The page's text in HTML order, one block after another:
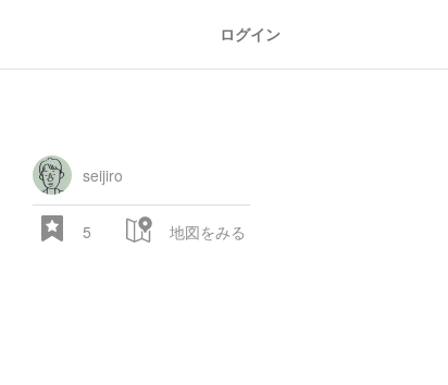
ログイン
seijiro
5 地図をみる